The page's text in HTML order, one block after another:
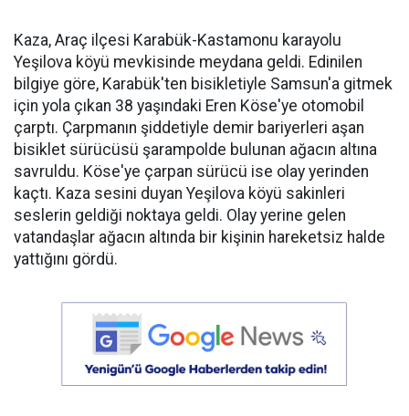
Kaza, Araç ilçesi Karabük-Kastamonu karayolu
Yeşilova köyü mevkisinde meydana geldi. Edinilen
bilgiye göre, Karabük'ten bisikletiyle Samsun'a gitmek
için yola çıkan 38 yaşındaki Eren Köse'ye otomobil
çarptı. Çarpmanın şiddetiyle demir bariyerleri aşan
bisiklet sürücüsü şarampolde bulunan ağacın altına
savruldu. Köse'ye çarpan sürücü ise olay yerinden
kaçtı. Kaza sesini duyan Yeşilova köyü sakinleri
seslerin geldiği noktaya geldi. Olay yerine gelen
vatandaşlar ağacın altında bir kişinin hareketsiz halde
yattığını gördü.